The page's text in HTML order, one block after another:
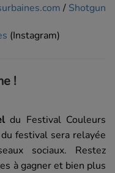
/ Shotgun
(Instagram)
!
du Festival Couleurs
festival sera relayée
sociaux. Restez
à gagner et bien plus